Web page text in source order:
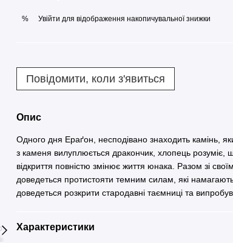
% Увійти для відображення накопичувальної знижки
Повідомити, коли з'явиться
Опис
Одного дня Ераґон, несподівано знаходить камінь,
з каменя вилуплюється дракончик, хлопець розуміє,
відкриття повністю змінює життя юнака. Разом зі
доведеться протистояти темним силам, які
доведеться розкрити стародавні таємниці та
Характеристики